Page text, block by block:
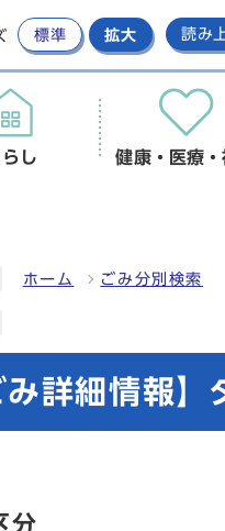
標準 拡大 読み
らし 健康・医療・
ホーム ごみ分別検索
み詳細情報】
分